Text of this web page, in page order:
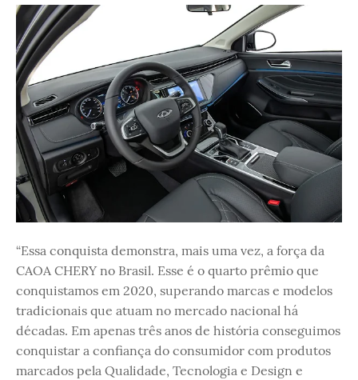
“Essa conquista demonstra, mais uma vez, a força da
CAOA CHERY no Brasil. Esse é o quarto prêmio que
conquistamos em 2020, superando marcas e modelos
tradicionais que atuam no mercado nacional há
décadas. Em apenas três anos de história conseguimos
conquistar a confiança do consumidor com produtos
marcados pela Qualidade, Tecnologia e Design e